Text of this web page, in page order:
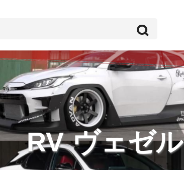
RV ヴェゼル